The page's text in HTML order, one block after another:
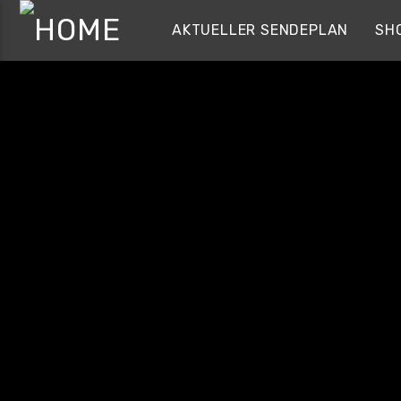
AKTUELLER SENDEPLAN